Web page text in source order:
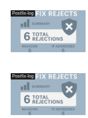
Postfix-log
Postfix-log